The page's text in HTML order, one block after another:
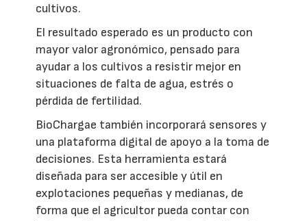
cultivos.
El resultado esperado es un producto con
mayor valor agronómico, pensado para
ayudar a los cultivos a resistir mejor en
situaciones de falta de agua, estrés o
pérdida de fertilidad.
BioChargae también incorporará sensores y
una plataforma digital de apoyo a la toma de
decisiones. Esta herramienta estará
diseñada para ser accesible y útil en
explotaciones pequeñas y medianas, de
forma que el agricultor pueda contar con